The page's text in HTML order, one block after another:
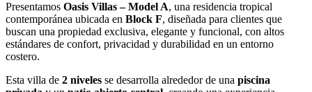
Presentamos Oasis Villas – Model A, una residencia tropical
contemporánea ubicada en Block F, diseñada para clientes que
buscan una propiedad exclusiva, elegante y funcional, con altos
estándares de confort, privacidad y durabilidad en un entorno
costero.
Esta villa de 2 niveles se desarrolla alrededor de una piscina